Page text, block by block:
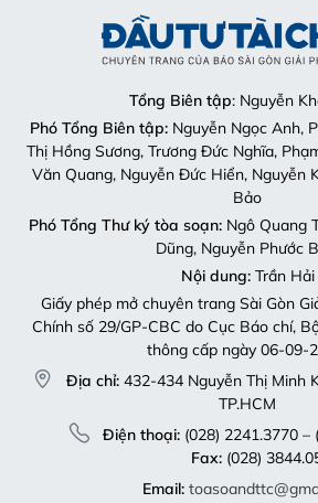
Tổng Biên tập: Nguyễn
Phó Tổng Biên tập:Nguyễn Ngọc Anh,
Thị Hồng Sương, Trương Đức Nghĩa,
Văn Quang, Nguyễn Đức Hiển, Nguyễn
Bảo
Phó Tổng Thư ký tòa soạn:Ngô Quang
Dũng, Nguyễn Phước
Nội dung:Trần Hải
Giấy phép mở chuyên trang Sài Gòn
Chính số 29/GP-CBC do Cục Báo chí,
thông cấp ngày 06-09-
Địa chỉ: 432-434 Nguyễn Thị Minh
TP.HCM
Điện thoại:(028) 2241.3770 –
Fax:(028)
Email: